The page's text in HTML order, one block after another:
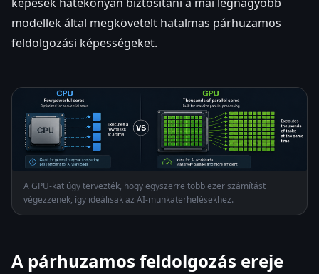
modellek által megkövetelt hatalmas párhuzamos
feldolgozási képességeket.
A GPU-kat úgy tervezték, hogy egyszerre több ezer számítást
végezzenek, így ideálisak az AI-munkaterhelésekhez.
A párhuzamos feldolgozás ereje